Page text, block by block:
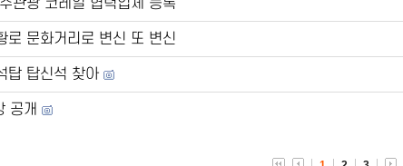
관광 코레일 협력업체 등록
로 문화거리로 변신 또 변신
탑 탑신석 찾아
공개